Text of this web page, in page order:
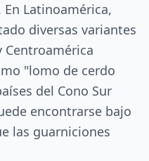
Latinoamérica,
diversas variantes
Centroamérica
"lomo de cerdo
del Cono Sur
encontrarse bajo
las guarniciones